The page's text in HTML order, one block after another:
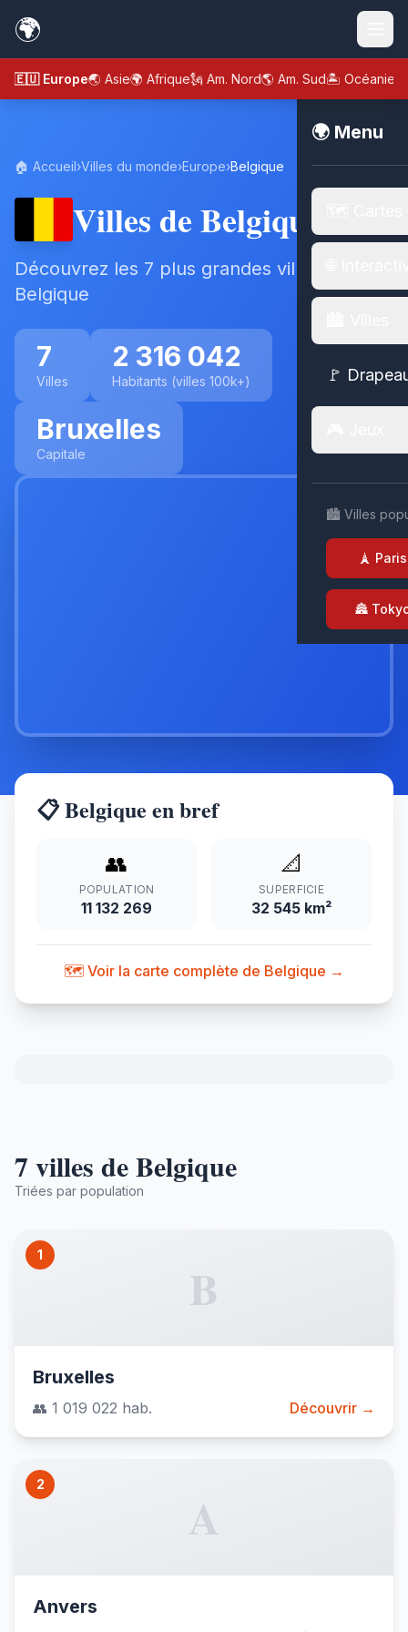
🌍
🇪🇺 Europe🌏 Asie🌍 Afrique🗽 Am. Nord🌎 Am. Sud🏝️ Océanie
🌍 Menu
🚩
🏙️ Villes
🗼 Paris
🏯
🏠 Accueil›Villes du monde›Europe›Belgique
Villes de Belgique
Découvrez les 7 plus grandes villes de
Belgique
7
Villes
2 316 042
Habitants (villes 100k+)
Bruxelles
Capitale
📋 Belgique en bref
👥
POPULATION
11 132 269
📐
SUPERFICIE
32 545 km²
🗺️ Voir la carte complète de Belgique →
7 villes de Belgique
Triées par population
1
B
Bruxelles
👥 1 019 022 hab. Découvrir →
2
A
Anvers